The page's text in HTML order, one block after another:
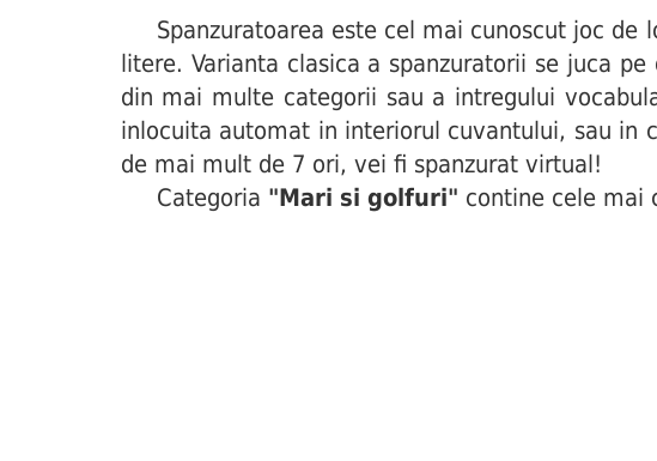
Spanzuratoarea este cel mai cunoscut joc de
litere. Varianta clasica a spanzuratorii se juca
din mai multe categorii sau a intregului
inlocuita automat in interiorul cuvantului, sau in
de mai mult de 7 ori, vei fi spanzurat virtual!
Categoria "Mari si golfuri" contine cele mai